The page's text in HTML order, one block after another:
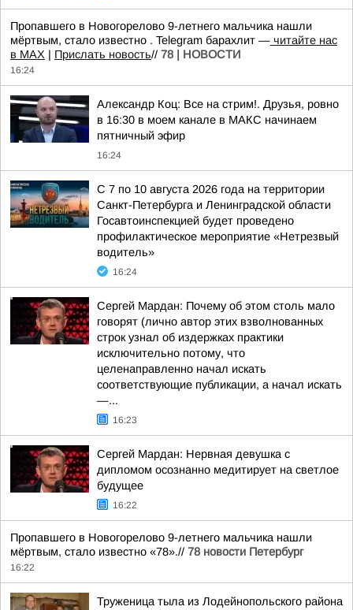
Пропавшего в Новогорелово 9-летнего мальчика нашли
мёртвым, стало известно . Telegram барахлит — читайте нас
в MAX | Прислать новость// 78 | НОВОСТИ
16:24
Александр Коц: Все на стрим!. Друзья, ровно
в 16:30 в моем канале в МАКС начинаем
пятничный эфир
16:24
С 7 по 10 августа 2026 года на территории
Санкт-Петербурга и Ленинградской области
Госавтоинспекцией будет проведено
профилактическое мероприятие «Нетрезвый
водитель»
16:24
Сергей Мардан: Почему об этом столь мало
говорят (лично автор этих взволнованных
строк узнал об издержках практики
исключительно потому, что
целенаправленно начал искать
соответствующие публикации, а начал искать
—...
16:23
Сергей Мардан: Нервная девушка с
дипломом осознанно медитирует на светлое
будущее
16:22
Пропавшего в Новогорелово 9-летнего мальчика нашли
мёртвым, стало известно «78».// 78 новости Петербург
16:22
Труженица тыла из Лодейнопольского района